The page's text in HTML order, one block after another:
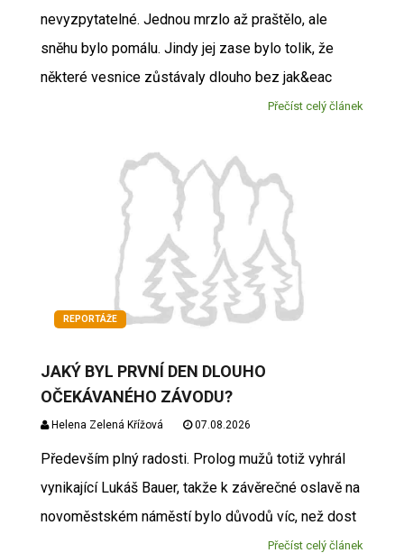
nevyzpytatelné. Jednou mrzlo až praštělo, ale
sněhu bylo pomálu. Jindy jej zase bylo tolik, že
některé vesnice zůstávaly dlouho bez jak&eac
Přečíst celý článek
REPORTÁŽE
JAKÝ BYL PRVNÍ DEN DLOUHO
OČEKÁVANÉHO ZÁVODU?
Helena Zelená Křížová 07.08.2026
Především plný radosti. Prolog mužů totiž vyhrál
vynikající Lukáš Bauer, takže k závěrečné oslavě na
novoměstském náměstí bylo důvodů víc, než dost
Přečíst celý článek